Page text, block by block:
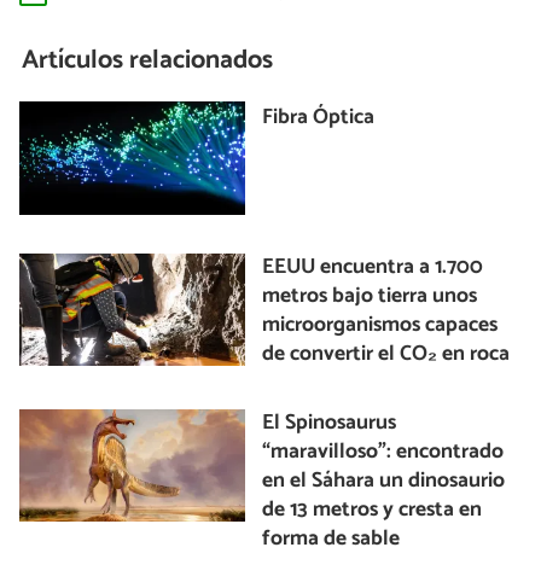
Artículos relacionados
Fibra Óptica
EEUU encuentra a 1.700
metros bajo tierra unos
microorganismos capaces
de convertir el CO₂ en roca
El Spinosaurus
“maravilloso”: encontrado
en el Sáhara un dinosaurio
de 13 metros y cresta en
forma de sable